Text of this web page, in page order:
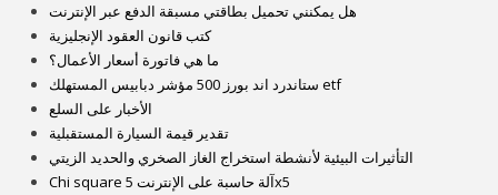
هل يمكنني تحميل بطاقتي مسبقة الدفع عبر الإنترنت
كتب قانون العقود الإنجليزية
ما هي فاتورة أسعار الأعمال؟
ستاندرد اند بورز 500 مؤشر دبابيس المستهلك etf
الأخبار على السلع
تقدير قيمة السيارة المستقبلية
التأثيرات البيئية لأنشطة استخراج الغاز الصخري والحديد الزيتي
Chi square آلة حاسبة على الإنترنت 5x5